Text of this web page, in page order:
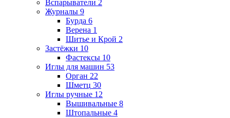
Вспарыватели 2
Журналы 9
Бурда 6
Верена 1
Шитье и Крой 2
Застёжки 10
Фастексы 10
Иглы для машин 53
Орган 22
Шметц 30
Иглы ручные 12
Вышивальные 8
Штопальные 4